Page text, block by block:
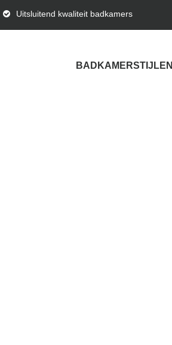
Uitsluitend kwaliteit badkamers
BADKAMERSTIJLEN